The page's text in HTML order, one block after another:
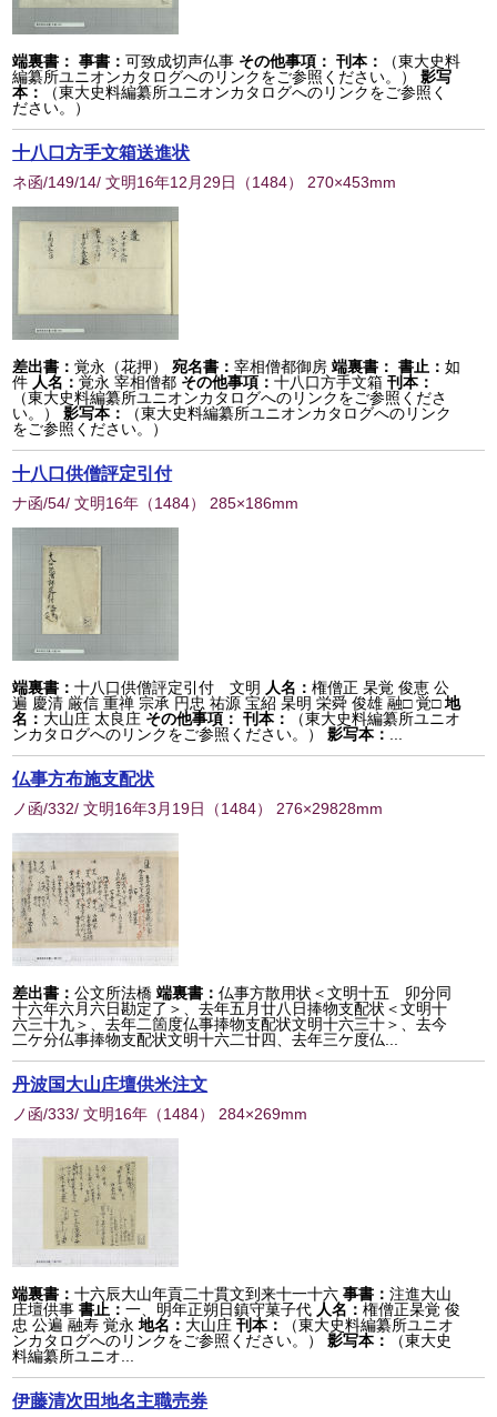
端裏書： 事書：可致成切声仏事 その他事項： 刊本：
（東大史料
編纂所ユニオンカタログへのリンクをご参照ください。）
影写
本：
（東大史料編纂所ユニオンカタログへのリンクをご参照く
ださい。）
十八口方手文箱送進状
ネ函/149/14/ 文明16年12月29日 （1484） 270×453mm
差出書：覚永（花押） 宛名書：宰相僧都御房 端裏書： 書止：如
件 人名：覚永 宰相僧都 その他事項：十八口方手文箱刊本：
（東大史料編纂所ユニオンカタログへのリンクをご参照くださ
い。）
影写本：
（東大史料編纂所ユニオンカタログへのリンク
をご参照ください。）
十八口供僧評定引付
ナ函/54/ 文明16年 （1484） 285×186mm
端裏書：十八口供僧評定引付 文明 人名：権僧正 杲覚 俊恵 公
遍 慶清 厳信 重禅 宗承 円忠 祐源 宝紹 杲明 栄舜 俊雄 融□ 覚□ 地
名： 大山庄 太良庄 その他事項： 刊本：
（東大史料編纂所ユニオ
ンカタログへのリンクをご参照ください。）
影写本：
仏事方布施支配状
ノ函/332/ 文明16年3月19日 （1484） 276×29828mm
差出書：公文所法橋 端裏書：仏事方散用状＜文明十五 卯分同
十六年六月六日勘定了＞、去年五月廿八日捧物支配状＜文明十
六三十九＞、去年二箇度仏事捧物支配状文明十六三十＞、去今
二ケ分仏事捧物支配状文明十六二廿四、去年三ケ度仏...
丹波国大山庄壇供米注文
ノ函/333/ 文明16年 （1484） 284×269mm
端裏書：十六辰大山年貢二十貫文到来十一十六事書：注進大山
庄壇供事 書止：一、明年正朔日鎮守菓子代 人名：権僧正杲覚 俊
忠 公遍 融寿 覚永 地名： 大山庄 刊本：
（東大史料編纂所ユニオ
ンカタログへのリンクをご参照ください。）
影写本：
（東大史
料編纂所ユニオ...
伊藤清次田地名主職売券